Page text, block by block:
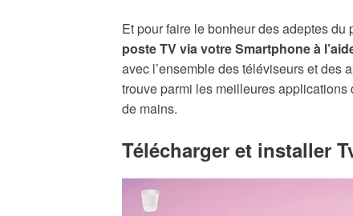
Et pour faire le bonheur des adeptes
poste TV via votre Smartphone à
avec l’ensemble des téléviseurs et des
trouve parmi les meilleures
de mains.
Télécharger et installer